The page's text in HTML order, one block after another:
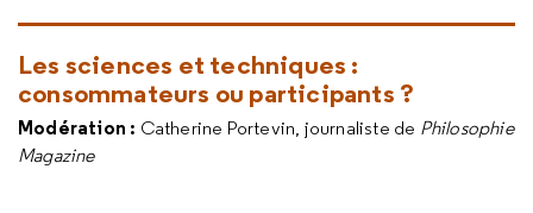
Les sciences et techniques :
consommateurs ou participants ?
Modération : Catherine Portevin, journaliste de Philosophie
Magazine